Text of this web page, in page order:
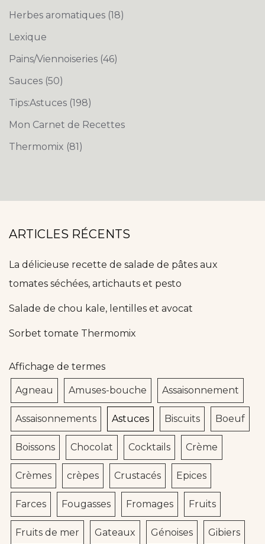
Herbes aromatiques (18)
Lexique
Pains/Viennoiseries (46)
Sauces (50)
Tips:Astuces (198)
Mon Carnet de Recettes
Thermomix (81)
ARTICLES RÉCENTS
La délicieuse recette de salade de pâtes aux
tomates séchées, artichauts et pesto
Salade de chou kale, lentilles et avocat
Sorbet tomate Thermomix
Affichage de termes
Agneau Amuses-bouche Assaisonnement
Assaisonnements Astuces Biscuits Boeuf
Boissons Chocolat Cocktails Crème
Crèmes crèpes Crustacés Epices
Farces Fougasses Fromages Fruits
Fruits de mer Gateaux Génoises Gibiers